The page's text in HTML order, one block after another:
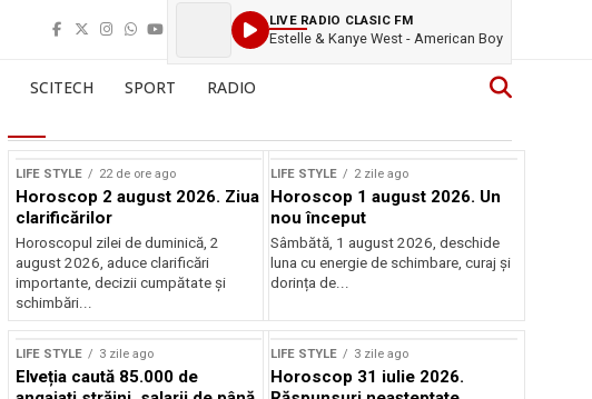
LIVE RADIO CLASIC FM
Estelle & Kanye West - American Boy
SCITECH SPORT RADIO
LIFE STYLE 22 de ore ago
Horoscop 2 august 2026. Ziua
clarificărilor
Horoscopul zilei de duminică, 2
august 2026, aduce clarificări
importante, decizii cumpătate și
schimbări...
LIFE STYLE 2 zile ago
Horoscop 1 august 2026. Un
nou început
Sâmbătă, 1 august 2026, deschide
luna cu energie de schimbare, curaj și
dorința de...
LIFE STYLE 3 zile ago
Elveția caută 85.000 de
LIFE STYLE 3 zile ago
Horoscop 31 iulie 2026.